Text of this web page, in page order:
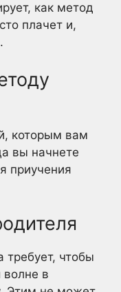
как метод
плачет и,
которым вам
вы начнете
приучения
требует, чтобы
волне в